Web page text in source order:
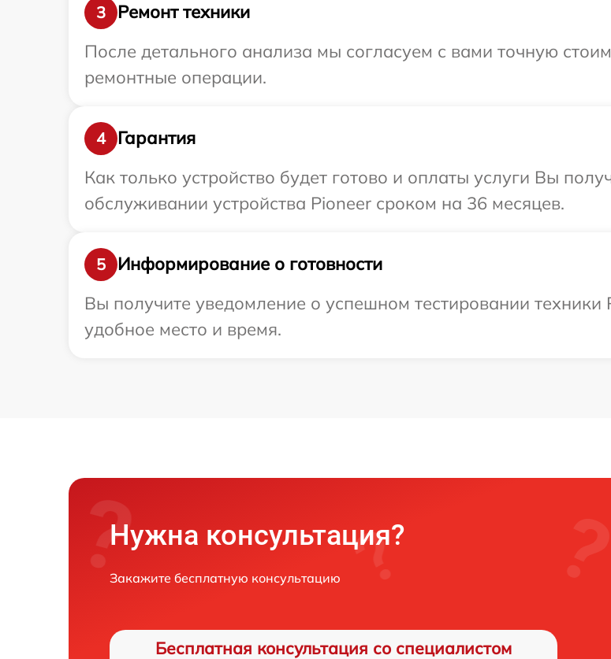
3
Ремонт техники
После детального анализа мы согласуем с вами точную
ремонтные операции.
4
Гарантия
Как только устройство будет готово и оплаты услуги Вы
обслуживании устройства Pioneer сроком на 36 месяцев.
5
Информирование о готовности
Вы получите уведомление о успешном тестировании
удобное место и время.
Нужна консультация?
Закажите бесплатную консультацию
Бесплатная консультация со специалистом